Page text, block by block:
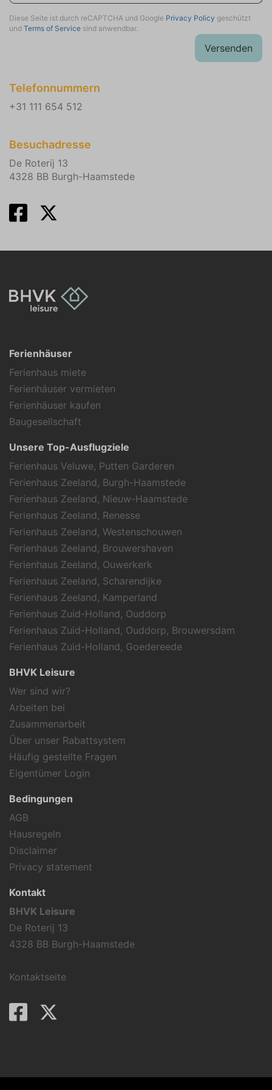
Diese Seite ist durch reCAPTCHA und Google Privacy Policy geschützt
und Terms of Service sind anwendbar.
Versenden
Telefonnummern
+31 111 654 512
Besuchadresse
De Roterij 13
4328 BB Burgh-Haamstede
Ferienhäuser
Ferienhaus miete
Ferienhäuser vermieten
Ferienhäuser kaufen
Baugesellschaft
Unsere Top-Ausflugziele
Ferienhaus Veluwe, Putten Garderen
Ferienhaus Zeeland, Burgh-Haamstede
Ferienhaus Zeeland, Nieuw-Haamstede
Ferienhaus Zeeland, Renesse
Ferienhaus Zeeland, Westenschouwen
Ferienhaus Zeeland, Brouwershaven
Ferienhaus Zeeland, Ouwerkerk
Ferienhaus Zeeland, Scharendijke
Ferienhaus Zeeland, Kamperland
Ferienhaus Zuid-Holland, Ouddorp
Ferienhaus Zuid-Holland, Ouddorp, Brouwersdam
Ferienhaus Zuid-Holland, Goedereede
BHVK Leisure
Wer sind wir?
Arbeiten bei
Zusammenarbeit
Über unser Rabattsystem
Häufig gestellte Fragen
Eigentümer Login
Bedingungen
AGB
Hausregeln
Disclaimer
Privacy statement
Kontakt
BHVK Leisure
De Roterij 13
4328 BB Burgh-Haamstede
Kontaktseite